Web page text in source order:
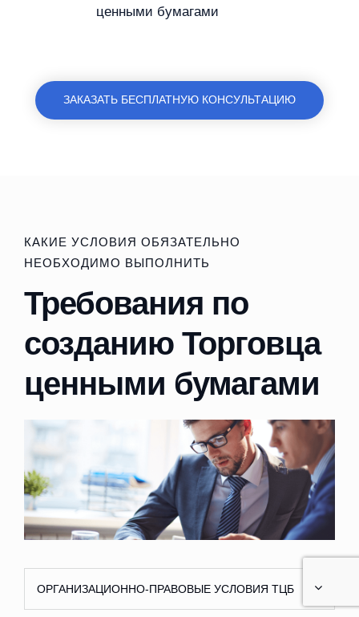
ценными бумагами
ЗАКАЗАТЬ БЕСПЛАТНУЮ КОНСУЛЬТАЦИЮ
КАКИЕ УСЛОВИЯ ОБЯЗАТЕЛЬНО
НЕОБХОДИМО ВЫПОЛНИТЬ
Требования по
созданию Торговца
ценными бумагами
ОРГАНИЗАЦИОННО-ПРАВОВЫЕ УСЛОВИЯ ТЦБ